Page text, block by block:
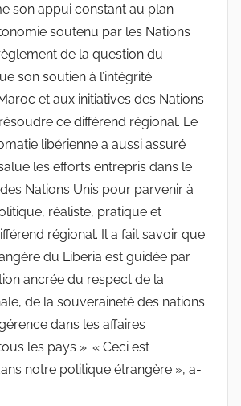
son appui constant au plan
soutenu par les Nations
de la question du
son soutien à l’intégrité
et aux initiatives des Nations
ce différend régional. Le
libérienne a aussi assuré
les efforts entrepris dans le
Nations Unis pour parvenir à
réaliste, pratique et
régional. Il a fait savoir que
du Liberia est guidée par
ancrée du respect de la
de la souveraineté des nations
dans les affaires
les pays ». « Ceci est
notre politique étrangère », a-